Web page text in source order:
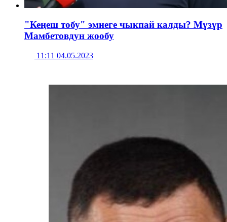
"Кеңеш тобу" эмнеге чыкпай калды? Мүзүр
Мамбетовдун жообу
11:11 04.05.2023